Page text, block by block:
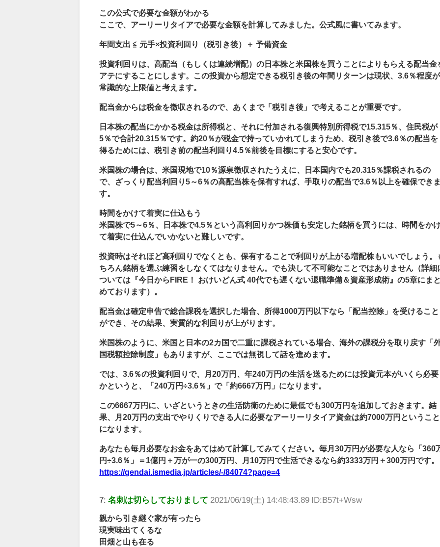
この公式で必要な金額がわかる
ここで、アーリーリタイアで必要な金額を計算してみました。公式風に書いてみます。
年間支出 ≦ 元手×投資利回り（税引き後）＋ 予備資金
投資利回りは、高配当（もしくは連続増配）の日本株と米国株を買うことによりもらえる配当金
アテにすることにします。この投資から想定できる税引き後の年間リターンは現状、3.6％程度が
常識的な上限値と考えます。
配当金からは税金を徴収されるので、あくまで「税引き後」で考えることが重要です。
日本株の配当にかかる税金は所得税と、それに付加される復興特別所得税で15.315％、住民税が
5％で合計20.315％です。約20％が税金で持っていかれてしまうため、税引き後で3.6％の配当を
得るためには、税引き前の配当利回り4.5％前後を目標にすると安心です。
米国株の場合は、米国現地で10％源泉徴収されたうえに、日本国内でも20.315％課税されるの
で、ざっくり配当利回り5～6％の高配当株を保有すれば、手取りの配当で3.6％以上を確保でき
す。
時間をかけて着実に仕込もう
米国株で5～6％、日本株で4.5％という高利回りかつ株価も安定した銘柄を買うには、時間をか
て着実に仕込んでいかないと難しいです。
投資時はそれほど高利回りでなくとも、保有することで利回りが上がる増配株もいいでしょう。
ちろん銘柄を選ぶ練習をしなくてはなりません。でも決して不可能なことではありません（詳細
ついては『今日からFIRE！ おけいどん式 40代でも遅くない退職準備＆資産形成術』の5章にま
めております）。
配当金は確定申告で総合課税を選択した場合、所得1000万円以下なら「配当控除」を受けること
ができ、その結果、実質的な利回りが上がります。
米国株のように、米国と日本の2カ国で二重に課税されている場合、海外の課税分を取り戻す「
国税額控除制度」もありますが、ここでは無視して話を進めます。
では、3.6％の投資利回りで、月20万円、年240万円の生活を送るためには投資元本がいくら必要
かというと、「240万円÷3.6％」で「約6667万円」になります。
この6667万円に、いざというときの生活防衛のために最低でも300万円を追加しておきます。結
果、月20万円の支出でやりくりできる人に必要なアーリーリタイア資金は約7000万円ということ
になります。
あなたも毎月必要なお金をあてはめて計算してみてください。毎月30万円が必要な人なら「360
円÷3.6％」＝1億円＋万が一の300万円、月10万円で生活できるなら約3333万円＋300万円です。
https://gendai.ismedia.jp/articles/-/84074?page=4
7:名刺は切らしておりまして 2021/06/19(土) 14:48:43.89 ID:B57t+Wsw
親から引き継ぐ家が有ったら
現実味出てくるな
田畑と山も在る